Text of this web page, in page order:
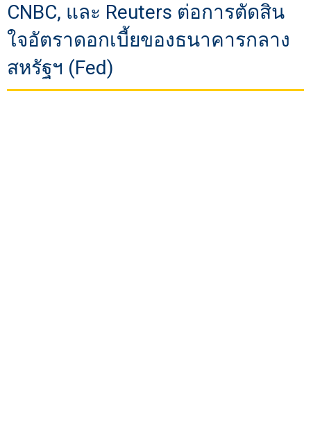
CNBC, และ Reuters ต่อการตัดสิน
ใจอัตราดอกเบี้ยของธนาคารกลาง
สหรัฐฯ (Fed)